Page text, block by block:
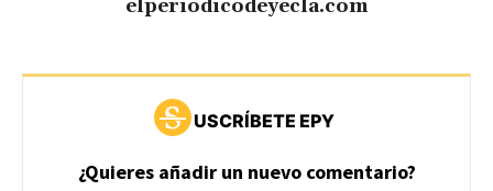
elperiodicodeyecla.com
USCRÍBETE EPY
¿Quieres añadir un nuevo comentario?